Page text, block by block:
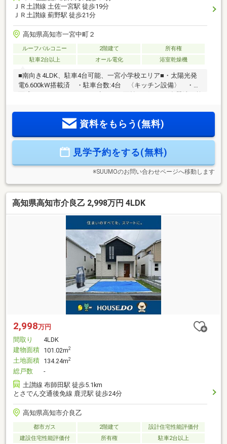
ＪＲ土讃線 土佐一宮駅 徒歩19分
ＪＲ土讃線 薊野駅 徒歩21分
高知県高知市一宮中町２
ルーフバルコニー 2階建て
所有権
駐車2台以上
オール電化 浴室乾燥機
■南向き4LDK、駐車4台可能、一宮小学校エリア■・太陽光発
電6.600kW搭載済 ・駐車台数:4台 〈キッチン設備〉 ・対
面式キッチン・IHコンロ・水なし両面焼きグリル・食器洗い乾
チン手元コンセント 〈その他設備〉・断熱浴槽・ポップア
ップ排水栓・UBエコアクアシャワー・マグネットシェルフ・3
機・温水洗浄便座・節水型トイレ・24H換気・外部コンセン
ト・外部水栓・EV充電器・あおい保育園徒歩4分・一宮小学校
資料をもらう(無料)
見学予約をする(無料)
※SUUMOのお問い合わせページへ移動します
高知県高知市介良乙 2,998万円 4LDK
2,998万円
間取り
4LDK
建物面積 101.02m2
土地面積 134.24m2
総戸数
-
土讃線 布師田駅 徒歩5.1km
とさでん交通後免線 鹿児駅 徒歩24分
高知県高知市介良乙
都市ガス 2階建て
設計住宅性能評価付
建設住宅性能評価付
所有権 駐車2台以上